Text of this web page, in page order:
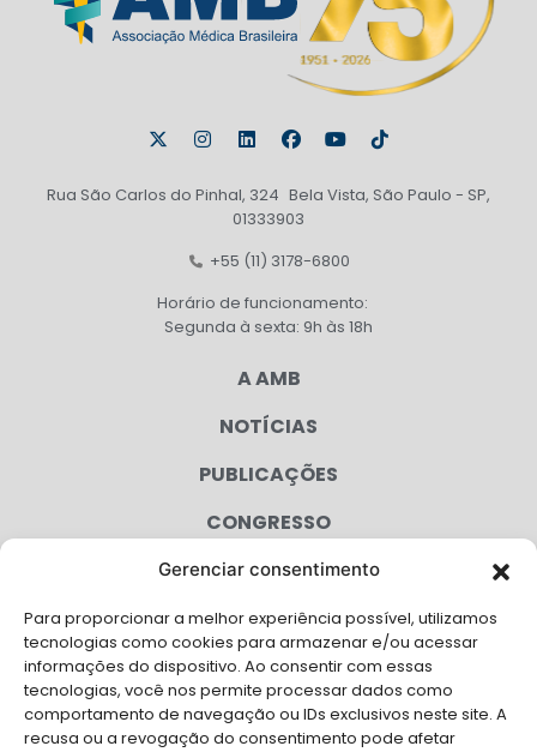
Gerenciar consentimento
Para proporcionar a melhor experiência possível, utilizamos
tecnologias como cookies para armazenar e/ou acessar
informações do dispositivo. Ao consentir com essas
tecnologias, você nos permite processar dados como
comportamento de navegação ou IDs exclusivos neste site. A
recusa ou a revogação do consentimento pode afetar
Rua São Carlos do Pinhal, 324 Bela Vista, São Paulo - SP,
01333903
+55 (11) 3178-6800
Horário de funcionamento:
Segunda à sexta: 9h às 18h
A AMB
NOTÍCIAS
PUBLICAÇÕES
CONGRESSO
AGENDA
CAMPANHAS
SERVIÇOS
FILIADAS